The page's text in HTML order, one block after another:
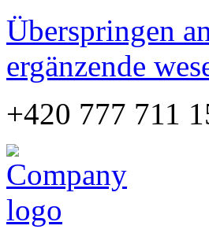
Überspringen
ergänzende
+420 777 711